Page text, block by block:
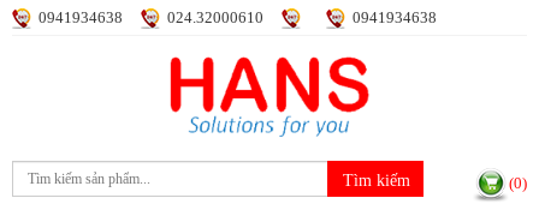
0941934638 024.32000610 0941934638
(0)